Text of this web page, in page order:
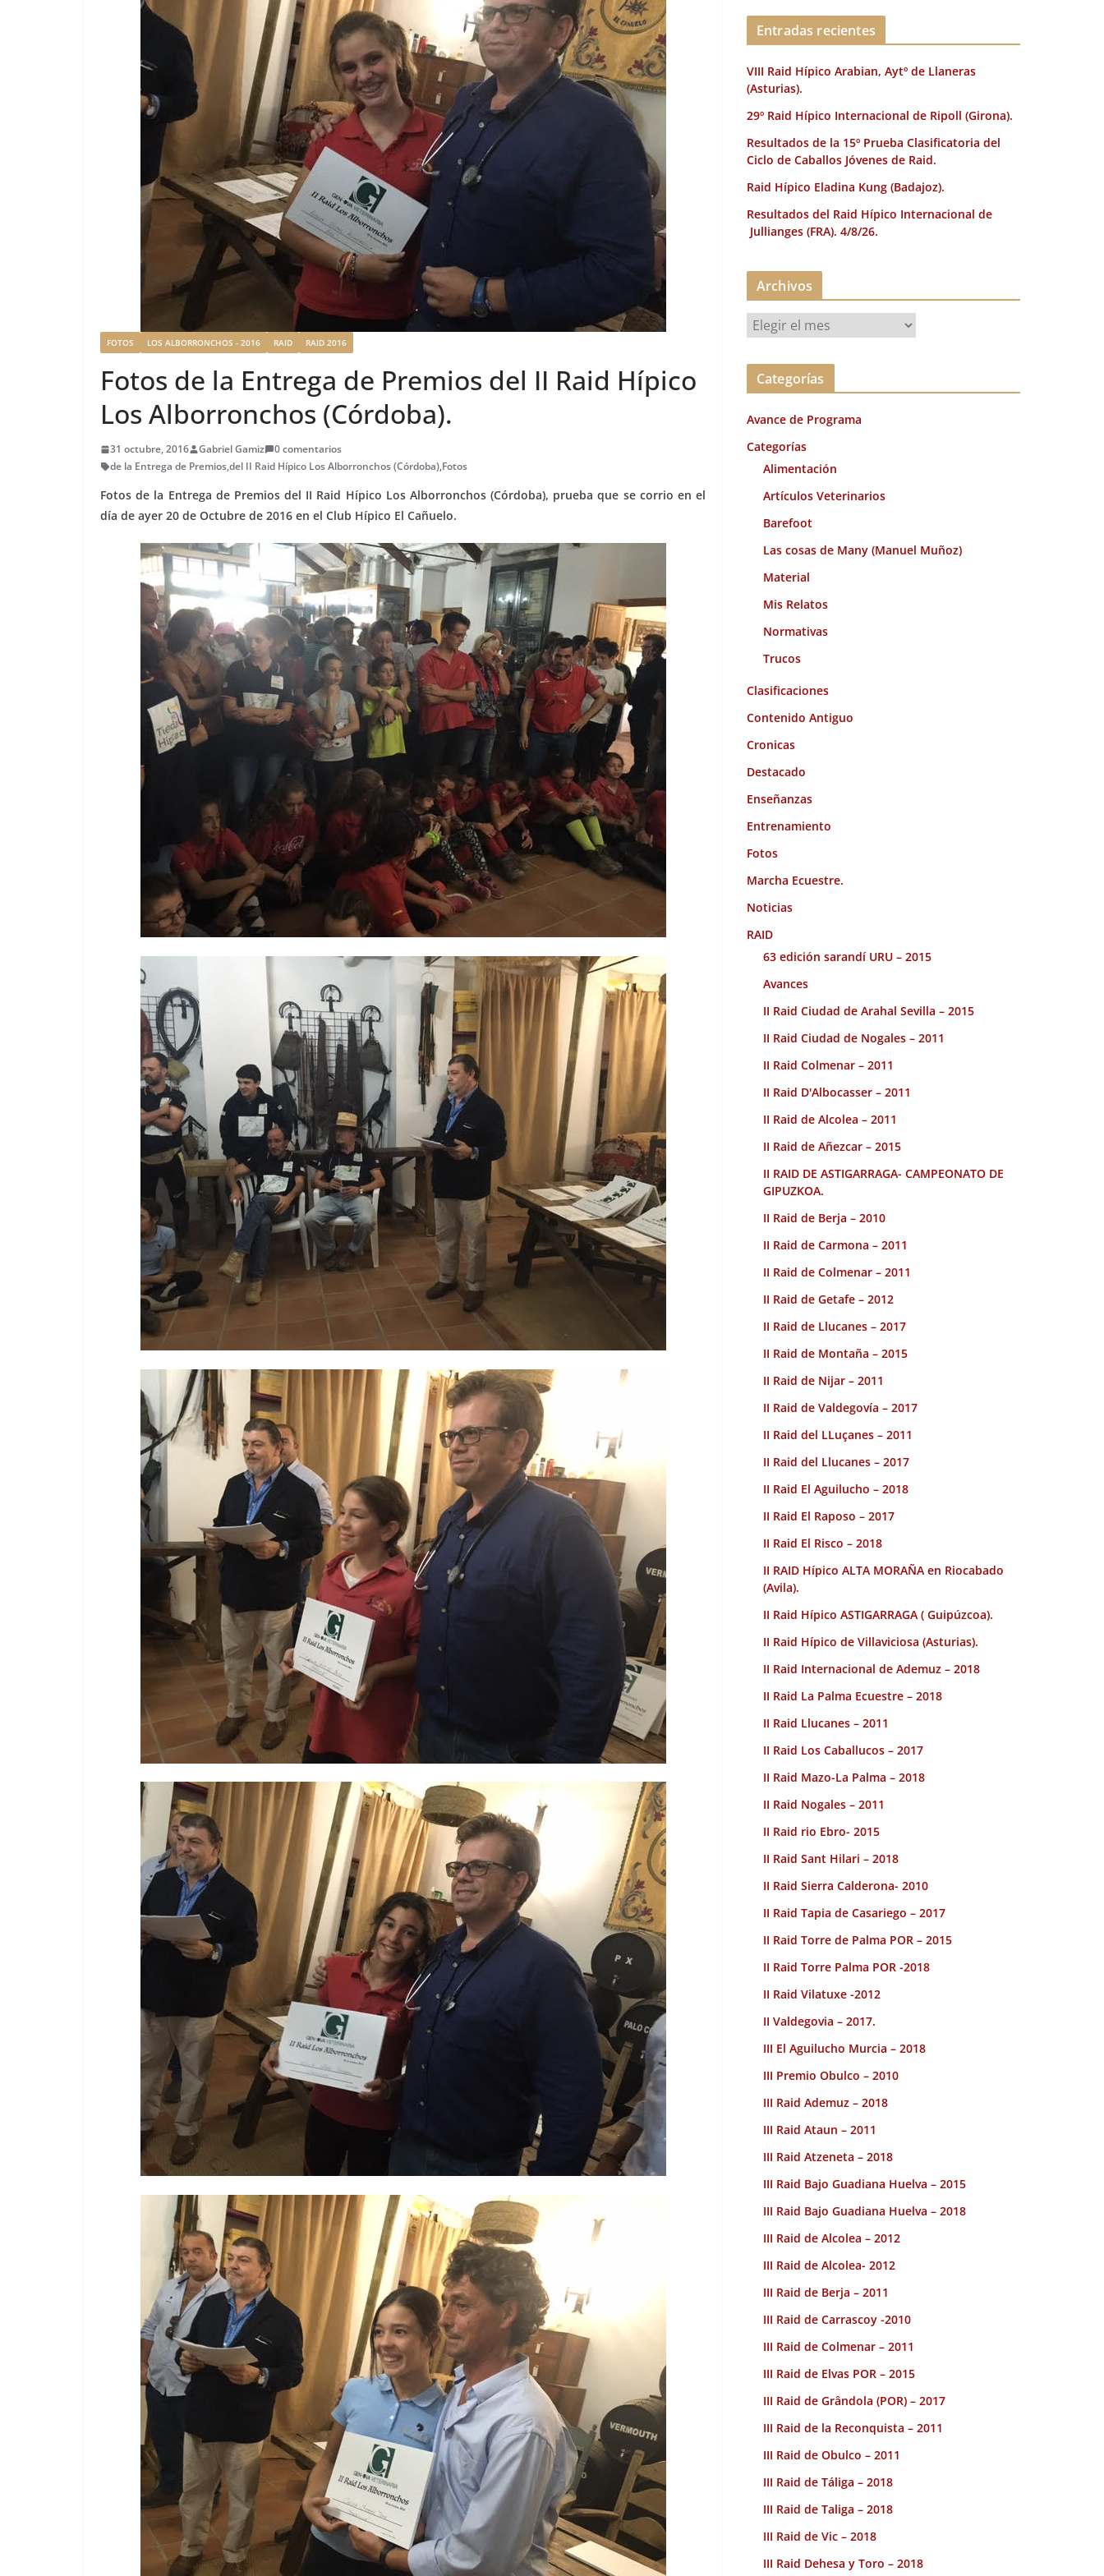
FOTOS LOS ALBORRONCHOS - 2016 RAID RAID 2016
Fotos de la Entrega de Premios del II Raid Hípico
Los Alborronchos (Córdoba).
31 octubre, 2016 Gabriel Gamiz
0 comentarios
de la Entrega de Premios,del II Raid Hípico Los Alborronchos (Córdoba),Fotos
Fotos de la Entrega de Premios del II Raid Hípico Los Alborronchos (Córdoba), prueba que se corrio en el
día de ayer 20 de Octubre de 2016 en el Club Hípico El Cañuelo.
Entradas recientes
VIII Raid Hípico Arabian, Aytº de Llaneras
(Asturias).
29º Raid Hípico Internacional de Ripoll (Girona).
Resultados de la 15º Prueba Clasificatoria del
Ciclo de Caballos Jóvenes de Raid.
Raid Hípico Eladina Kung (Badajoz).
Resultados del Raid Hípico Internacional de
Jullianges (FRA). 4/8/26.
Archivos
r
c
v
o
Categorías
Avance de Programa
Categorías
Alimentación
Artículos Veterinarios
Barefoot
Las cosas de Many (Manuel Muñoz)
Material
Mis Relatos
Normativas
Trucos
Clasificaciones
Contenido Antiguo
Cronicas
Destacado
Enseñanzas
Entrenamiento
Fotos
Marcha Ecuestre.
Noticias
RAID
63 edición sarandí URU – 2015
Avances
II Raid Ciudad de Arahal Sevilla – 2015
II Raid Ciudad de Nogales – 2011
II Raid Colmenar – 2011
II Raid D'Albocasser – 2011
II Raid de Alcolea – 2011
II Raid de Añezcar – 2015
II RAID DE ASTIGARRAGA- CAMPEONATO DE
GIPUZKOA.
II Raid de Berja – 2010
II Raid de Carmona – 2011
II Raid de Colmenar – 2011
II Raid de Getafe – 2012
II Raid de Llucanes – 2017
II Raid de Montaña – 2015
II Raid de Nijar – 2011
II Raid de Valdegovía – 2017
II Raid del LLuçanes – 2011
II Raid del Llucanes – 2017
II Raid El Aguilucho – 2018
II Raid El Raposo – 2017
II Raid El Risco – 2018
II RAID Hípico ALTA MORAÑA en Riocabado
(Avila).
II Raid Hípico ASTIGARRAGA ( Guipúzcoa).
II Raid Hípico de Villaviciosa (Asturias).
II Raid Internacional de Ademuz – 2018
II Raid La Palma Ecuestre – 2018
II Raid Llucanes – 2011
II Raid Los Caballucos – 2017
II Raid Mazo-La Palma – 2018
II Raid Nogales – 2011
II Raid rio Ebro- 2015
II Raid Sant Hilari – 2018
II Raid Sierra Calderona- 2010
II Raid Tapia de Casariego – 2017
II Raid Torre de Palma POR – 2015
II Raid Torre Palma POR -2018
II Raid Vilatuxe -2012
II Valdegovia – 2017.
III El Aguilucho Murcia – 2018
III Premio Obulco – 2010
III Raid Ademuz – 2018
III Raid Ataun – 2011
III Raid Atzeneta – 2018
III Raid Bajo Guadiana Huelva – 2015
III Raid Bajo Guadiana Huelva – 2018
III Raid de Alcolea – 2012
III Raid de Alcolea- 2012
III Raid de Berja – 2011
III Raid de Carrascoy -2010
III Raid de Colmenar – 2011
III Raid de Elvas POR – 2015
III Raid de Grândola (POR) – 2017
III Raid de la Reconquista – 2011
III Raid de Obulco – 2011
III Raid de Táliga – 2018
III Raid de Taliga – 2018
III Raid de Vic – 2018
III Raid Dehesa y Toro – 2018